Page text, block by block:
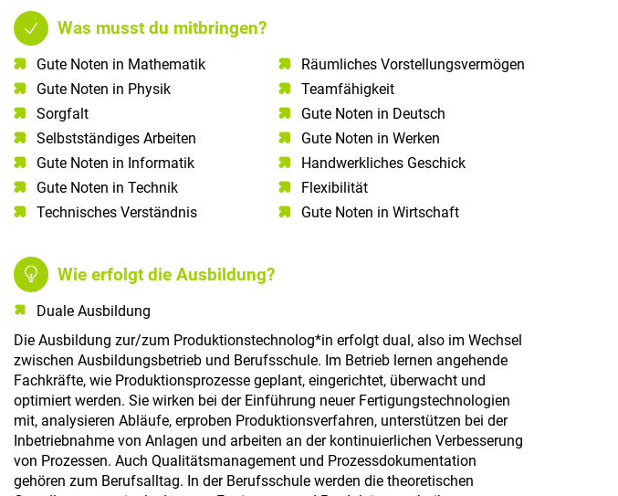
Was musst du mitbringen?
Gute Noten in Mathematik​
Gute Noten in Physik​
Sorgfalt​
Selbstständiges Arbeiten​
Gute Noten in Informatik​
Gute Noten in Technik​
Technisches Verständnis​
Räumliches Vorstellungsvermögen​
Teamfähigkeit​
Gute Noten in Deutsch​
Gute Noten in Werken
Handwerkliches Geschick
Flexibilität
Gute Noten in Wirtschaft
Wie erfolgt die Ausbildung?
Duale Ausbildung
Die Ausbildung zur/zum Produktionstechnolog*in erfolgt dual, also im Wechsel
zwischen Ausbildungsbetrieb und Berufsschule. Im Betrieb lernen angehende
Fachkräfte, wie Produktionsprozesse geplant, eingerichtet, überwacht und
optimiert werden. Sie wirken bei der Einführung neuer Fertigungstechnologien
mit, analysieren Abläufe, erproben Produktionsverfahren, unterstützen bei der
Inbetriebnahme von Anlagen und arbeiten an der kontinuierlichen Verbesserung
von Prozessen. Auch Qualitätsmanagement und Prozessdokumentation
gehören zum Berufsalltag. In der Berufsschule werden die theoretischen